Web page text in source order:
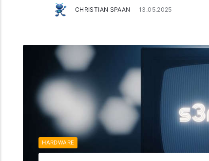
CHRISTIAN SPAAN 13.05.2025
HARDWARE